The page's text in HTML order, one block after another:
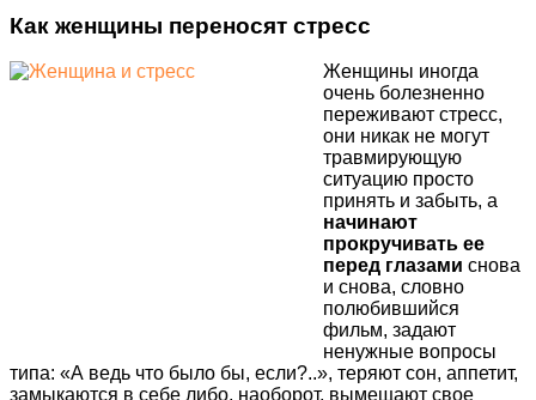
Как женщины переносят стресс
Женщины иногда
очень болезненно
переживают стресс,
они никак не могут
травмирующую
ситуацию просто
принять и забыть, а
начинают
прокручивать ее
перед глазами снова
и снова, словно
полюбившийся
фильм, задают
ненужные вопросы
типа: «А ведь что было бы, если?..», теряют сон, аппетит,
замыкаются в себе либо, наоборот, вымещают свое